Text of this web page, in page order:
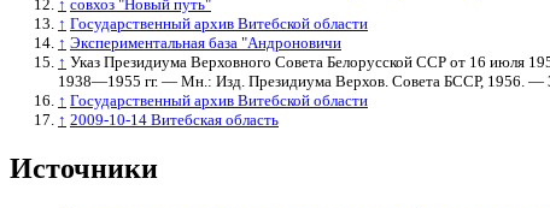
↑ совхоз "Новый путь"
↑ Государственный архив Витебской области
↑ Экспериментальная база "Андроновичи
↑ Указ Президиума Верховного Совета Белорусской ССР от 16 июля
1938—1955 гг. — Мн.: Изд. Президиума Верхов. Совета БССР, 1956. —
↑ Государственный архив Витебской области
↑ 2009-10-14 Витебская область
Источники